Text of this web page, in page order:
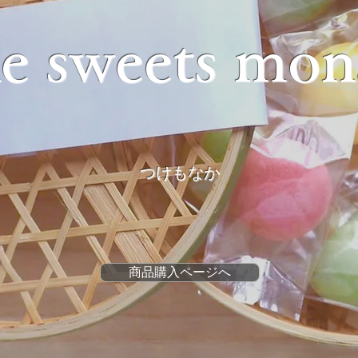
sweets
つけもなか
商品購入ページへ